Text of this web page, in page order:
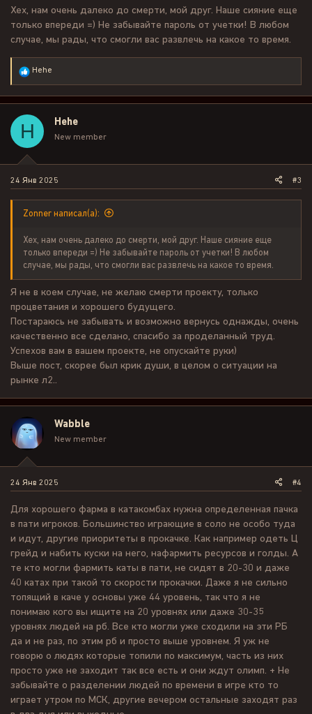
качества сервера сразу.
Л2 это игра социалка.. А когда нет онлайна, рушится вся
концепция игры.
споты в катах целыми днями пустеют...
Танки орущие в шаут, целый день о поиске пате рб/кач, не
Побегать в пати, это очень и очень не простая задача ( с
живыми людьми), именно простому обывателю, который решит
пойти покачаться или поспойлить.
И проблема не в каче, можно и самому качнуться 3 окна все же,
но ради чего? Ради того, что бы увидеть хай локи пустые...
Фармить ради ничего? Для чего мне качать фул баф, что бы
воевать с мобами?
Я расстроился, что такой многообещающий проект, с очень и
серверов из-за онлайна.
Кто не согласен со мной, ради бога, я высказал только свое
мнение.
Грустно, что такие сервера умирают, даже не раскрыв свой
потенциал.
И как бы кто не говорил об онлайне.
Онлайн - это самая важная составляющая ммо. Нет онлайна -
Всем удачи. Спасибо за внимание.
Хех, нам очень далеко до смерти, мой друг. Наше сияние еще
только впереди =) Не забывайте пароль от учетки! В любом
случае, мы рады, что смогли вас развлечь на какое то время.
Р
к
ц
и
и
:
Hehe
H Hehe
New member
24 Янв 2025 #3
Zonner написал(а):
Хех, нам очень далеко до смерти, мой друг. Наше сияние еще
только впереди =) Не забывайте пароль от учетки! В любом
случае, мы рады, что смогли вас развлечь на какое то время.
Я не в коем случае, не желаю смерти проекту, только
процветания и хорошего будущего.
Постараюсь не забывать и возможно вернусь однажды, очень
качественно все сделано, спасибо за проделанный труд.
Успехов вам в вашем проекте, не опускайте руки)
Выше пост, скорее был крик души, в целом о ситуации на
рынке л2..
Wabble
New member
24 Янв 2025 #4
Для хорошего фарма в катакомбах нужна определенная пачка
в пати игроков. Большинство играющие в соло не особо туда
и идут, другие приоритеты в прокачке. Как например одеть Ц
грейд и набить куски на него, нафармить ресурсов и голды. А
те кто могли фармить каты в пати, не сидят в 20-30 и даже
40 катах при такой то скорости прокачки. Даже я не сильно
топящий в каче у основы уже 44 уровень, так что я не
понимаю кого вы ищите на 20 уровнях или даже 30-35
уровнях людей на рб. Все кто могли уже сходили на эти РБ
да и не раз, по этим рб и просто выше уровнем. Я уж не
говорю о людях которые топили по максимум, часть из них
просто уже не заходит так все есть и они ждут олимп. + Не
забывайте о разделении людей по времени в игре кто то
играет утром по МСК, другие вечером остальные заходят раз